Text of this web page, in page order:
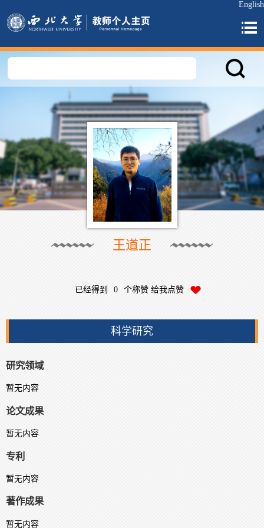
English
王道正
已经得到 0 个称赞 给我点赞
科学研究
研究领域
暂无内容
论文成果
暂无内容
专利
暂无内容
著作成果
暂无内容